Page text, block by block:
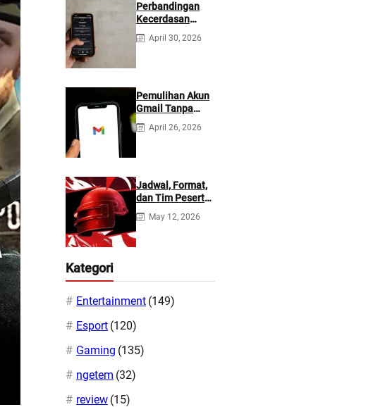
Perbandingan
Kecerdasan
Buatan Claude
dan ChatGPT:
April 30, 2026
Pemulihan Akun
Gmail Tanpa
Kontak
Tambahan
April 26, 2026
Jadwal, Format,
dan Tim Peserta
Main Event PMIO
2026
May 12, 2026
Kategori
Entertainment (149)
Esport (120)
Gaming (135)
ngetem (32)
review (15)